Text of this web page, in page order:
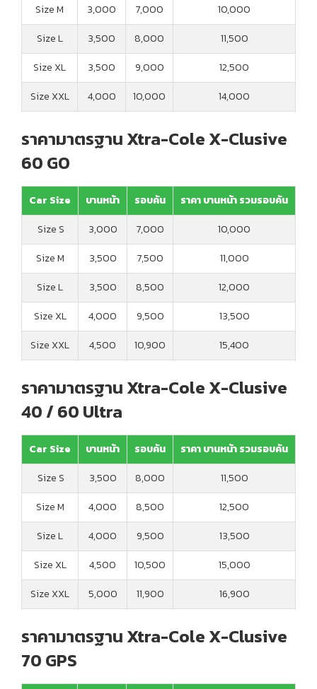
Size M 3,000 7,000
10,000
Size L
3,500 8,000
11,500
Size XL
3,500 9,000
12,500
Size XXL
4,000 10,000 14,000
ราคามาตรฐาน Xtra-Cole X-Clusive
60 GO
Car Size บานหน้า รอบคัน
ราคา บานหน้า รวมรอบคัน
Size S
3,000 7,000
10,000
Size M
3,500 7,500
11,000
Size L
3,500 8,500
12,000
Size XL
4,000 9,500
13,500
Size XXL
4,500 10,900 15,400
ราคามาตรฐาน Xtra-Cole X-Clusive
40 / 60 Ultra
Car Size บานหน้า รอบคัน
ราคา บานหน้า รวมรอบคัน
Size S
3,500 8,000
11,500
Size M
4,000 8,500
12,500
Size L
4,000 9,500
13,500
Size XL
4,500 10,500
15,000
Size XXL
5,000 11,900 16,900
ราคามาตรฐาน Xtra-Cole X-Clusive
70 GPS